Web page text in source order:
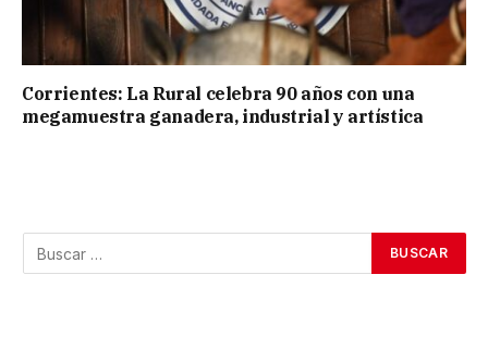
Corrientes: La Rural celebra 90 años con una
megamuestra ganadera, industrial y artística